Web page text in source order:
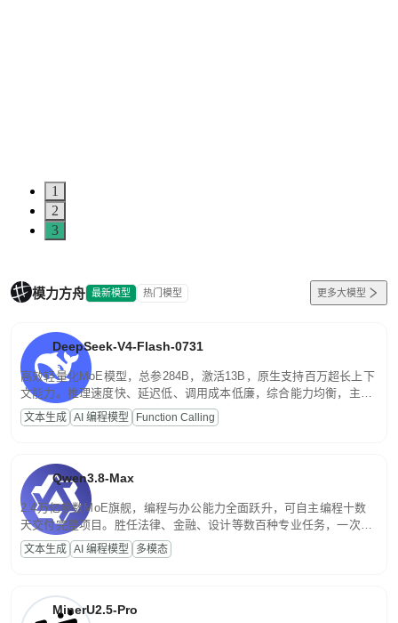
1
2
3
模力方舟 最新模型 热门模型 更多大模型
DeepSeek-V4-Flash-0731
高效轻量化MoE模型，总参284B，激活13B，原生支持百万超长上下
文能力。推理速度快、延迟低、调用成本低廉，综合能力均衡，主打
高并发、轻量化任务，适合日常对话、内容创作、基础 RAG、批量
文案处理等普惠刚需场景。
文本生成 AI 编程模型 Function Calling
Qwen3.8-Max
2.4万亿参数MoE旗舰，编程与办公能力全面跃升，可自主编程十数
天交付完整项目。胜任法律、金融、设计等数百种专业任务，一次对
话端到端交付生产级成果。原生视觉理解贯穿规划、执行与验证全流
程，支持超长文档与长视频的深度语义解析。长程任务中自主规划与
文本生成 AI 编程模型 多模态
MinerU2.5-Pro